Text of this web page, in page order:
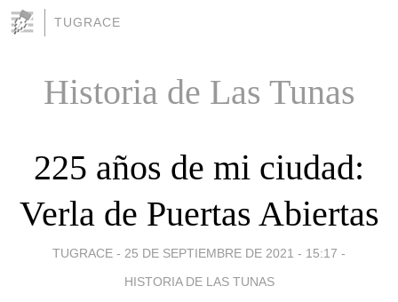
TUGRACE
Historia de Las Tunas
225 años de mi ciudad:
Verla de Puertas Abiertas
TUGRACE - 25 DE SEPTIEMBRE DE 2021 - 15:17 -
HISTORIA DE LAS TUNAS